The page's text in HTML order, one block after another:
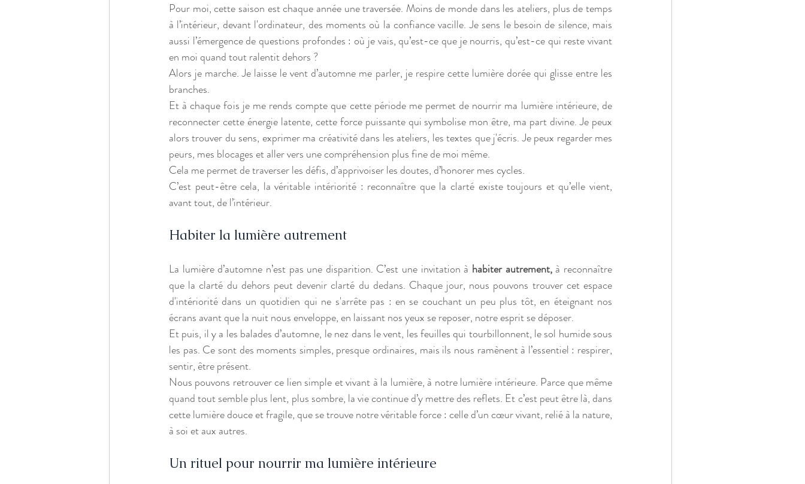
Pour moi, cette saison est chaque année une traversée. Moins de monde dans les ateliers, plus de temps
à l’intérieur, devant l'ordinateur, des moments où la confiance vacille. Je sens le besoin de silence, mais
aussi l’émergence de questions profondes : où je vais, qu’est-ce que je nourris, qu’est-ce qui reste vivant
en moi quand tout ralentit dehors ?
Alors je marche. Je laisse le vent d’automne me parler, je respire cette lumière dorée qui glisse entre les
branches.
Et à chaque fois je me rends compte que cette période me permet de nourrir ma lumière intérieure, de
reconnecter cette énergie latente, cette force puissante qui symbolise mon être, ma part divine. Je peux
alors trouver du sens, exprimer ma créativité dans les ateliers, les textes que j'écris. Je peux regarder mes
peurs, mes blocages et aller vers une compréhension plus fine de moi même.
Cela me permet de traverser les défis, d’apprivoiser les doutes, d’honorer mes cycles.
C’est peut-être cela, la véritable intériorité : reconnaître que la clarté existe toujours et qu’elle vient,
avant tout, de l’intérieur.
Habiter la lumière autrement
La lumière d’automne n’est pas une disparition. C’est une invitation à habiter autrement, à reconnaître
que la clarté du dehors peut devenir clarté du dedans. Chaque jour, nous pouvons trouver cet espace
d'intériorité dans un quotidien qui ne s'arrête pas : en se couchant un peu plus tôt, en éteignant nos
écrans avant que la nuit nous enveloppe, en laissant nos yeux se reposer, notre esprit se déposer.
Et puis, il y a les balades d’automne, le nez dans le vent, les feuilles qui tourbillonnent, le sol humide sous
les pas. Ce sont des moments simples, presque ordinaires, mais ils nous ramènent à l’essentiel : respirer,
sentir, être présent.
Nous pouvons retrouver ce lien simple et vivant à la lumière, à notre lumière intérieure. Parce que même
quand tout semble plus lent, plus sombre, la vie continue d’y mettre des reflets. Et c’est peut être là, dans
cette lumière douce et fragile, que se trouve notre véritable force : celle d’un cœur vivant, relié à la nature,
à soi et aux autres.
Un rituel pour nourrir ma lumière intérieure